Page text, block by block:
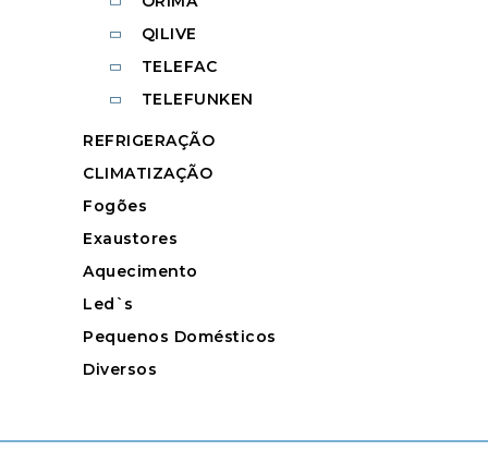
QILIVE
TELEFAC
TELEFUNKEN
REFRIGERAÇÃO
CLIMATIZAÇÃO
Fogões
Exaustores
Aquecimento
Led`s
Pequenos Domésticos
Diversos